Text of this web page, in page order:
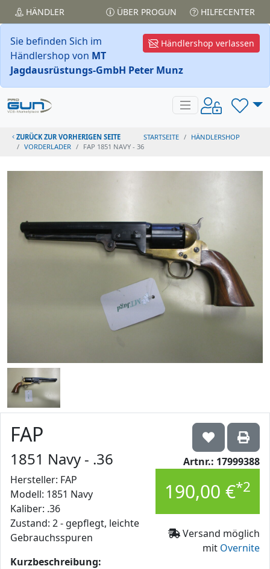
HÄNDLER ÜBER PROGUN HILFECENTER
Händlershop verlassen
Sie befinden Sich im
Händlershop von MT
Jagdausrüstungs-GmbH Peter Munz
ZURÜCK ZUR VORHERIGEN SEITE STARTSEITE
HÄNDLERSHOP
VORDERLADER
FAP 1851 NAVY - 36
Artnr.: 17999388
190,00 €*2
Versand möglich
mit Overnite
FAP
1851 Navy - .36
Hersteller: FAP
Modell: 1851 Navy
Kaliber: .36
Zustand: 2 - gepflegt, leichte
Gebrauchsspuren
Kurzbeschreibung: